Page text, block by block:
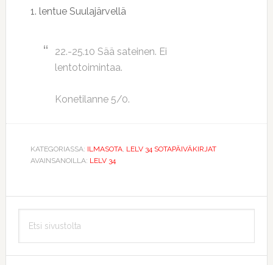
1. lentue Suulajärvellä
22.-25.10 Sää sateinen. Ei
lentotoimintaa.
Konetilanne 5/0.
KATEGORIASSA: ILMASOTA, LELV 34 SOTAPÄIVÄKIRJAT
AVAINSANOILLA: LELV 34
Ensisijainen
sivupalkki
sivustolta